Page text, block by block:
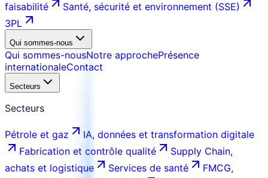
faisabilité
Santé, sécurité et environnement (SSE)
3PL
Qui sommes-nous
Qui sommes-nousNotre approchePrésence
internationaleContact
Secteurs
Secteurs
Pétrole et gaz
IA, données et transformation digitale
Fabrication et contrôle qualité
Supply Chain,
achats et logistique
Services de santé
FMCG,